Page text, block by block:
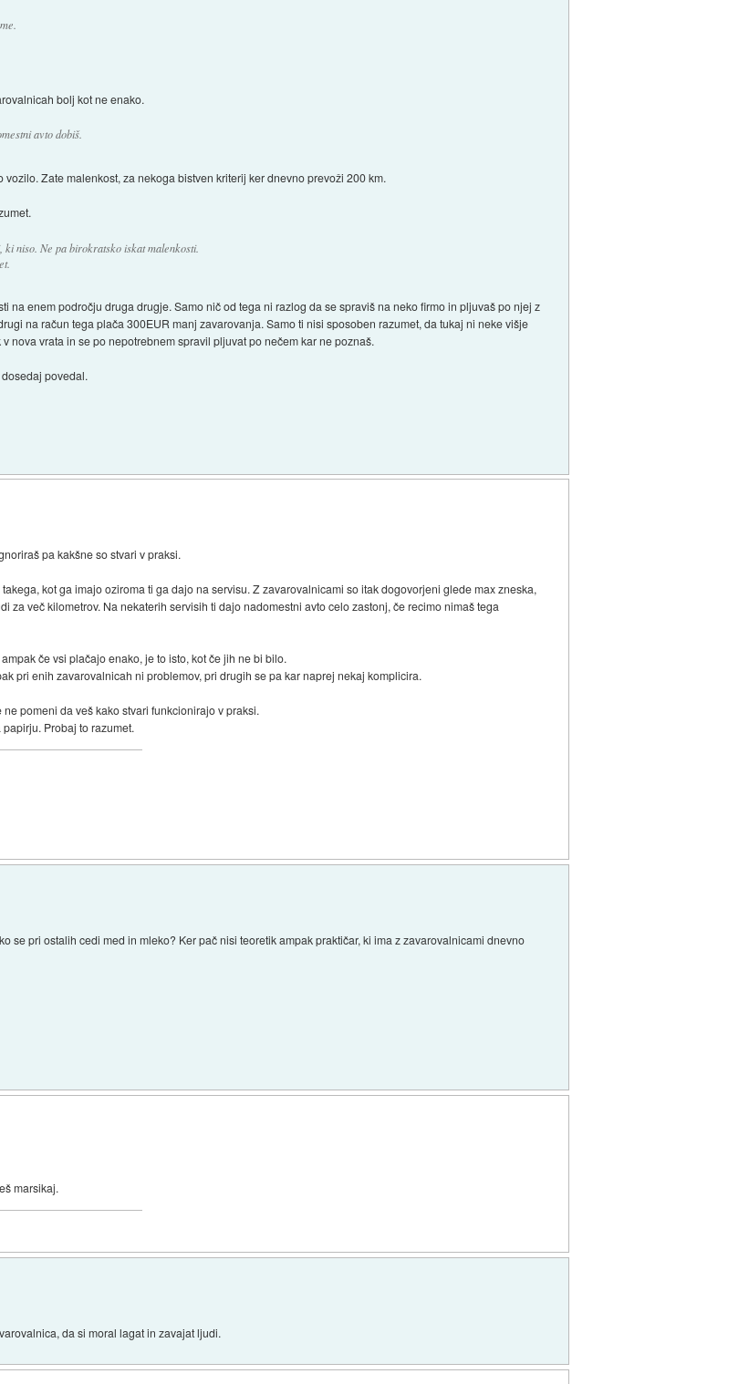
bolj kot ne enako.
avto dobiš.
Zate malenkost, za nekoga bistven kriterij ker dnevno prevoži 200 km.
niso. Ne pa birokratsko iskat malenkosti.
na enem področju druga drugje. Samo nič od tega ni razlog da se spraviš na neko firmo in pljuvaš po njej z
na račun tega plača 300EUR manj zavarovanja. Samo ti nisi sposoben razumet, da tukaj ni neke višje
nova vrata in se po nepotrebnem spravil pljuvat po nečem kar ne poznaš.
povedal.
pa kakšne so stvari v praksi.
kot ga imajo oziroma ti ga dajo na servisu. Z zavarovalnicami so itak dogovorjeni glede max zneska,
za več kilometrov. Na nekaterih servisih ti dajo nadomestni avto celo zastonj, če recimo nimaš tega
če vsi plačajo enako, je to isto, kot če jih ne bi bilo.
pri enih zavarovalnicah ni problemov, pri drugih se pa kar naprej nekaj komplicira.
pomeni da veš kako stvari funkcionirajo v praksi.
Probaj to razumet.
se pri ostalih cedi med in mleko? Ker pač nisi teoretik ampak praktičar, ki ima z zavarovalnicami dnevno
marsikaj.
da si moral lagat in zavajat ljudi.